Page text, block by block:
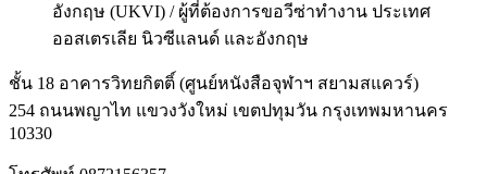
อังกฤษ (UKVI) / ผู้ที่ต้องการขอวีซ่าทำงาน ประเทศ
ออสเตรเลีย นิวซีแลนด์ และอังกฤษ
ชั้น 18 อาคารวิทยกิตติ์ (ศูนย์หนังสือจุฬาฯ สยามสแควร์)
254 ถนนพญาไท แขวงวังใหม่ เขตปทุมวัน กรุงเทพมหานคร
10330